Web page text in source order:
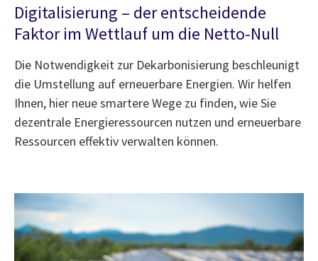
Digitalisierung – der entscheidende
Faktor im Wettlauf um die Netto-Null
Die Notwendigkeit zur Dekarbonisierung beschleunigt
die Umstellung auf erneuerbare Energien. Wir helfen
Ihnen, hier neue smartere Wege zu finden, wie Sie
dezentrale Energieressourcen nutzen und erneuerbare
Ressourcen effektiv verwalten können.